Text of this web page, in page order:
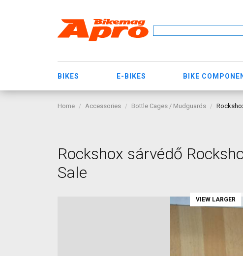
BIKES E-BIKES BIKE
Home Accessories Bottle Cages / Mudguards
Rockshox sárvédő
Sale
VIEW LARGER